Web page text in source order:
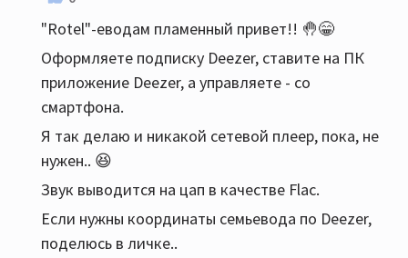
"Rotel"-еводам пламенный привет!! 🤚😁
Оформляете подписку Deezer, cтавите на ПК
приложение Deezer, а управляете - со
смартфона.
Я так делаю и никакой сетевой плеер, пока, не
нужен.. 😆
Звук выводится на цап в качестве Flac.
Если нужны координаты семьевода по Deezer,
поделюсь в личке..